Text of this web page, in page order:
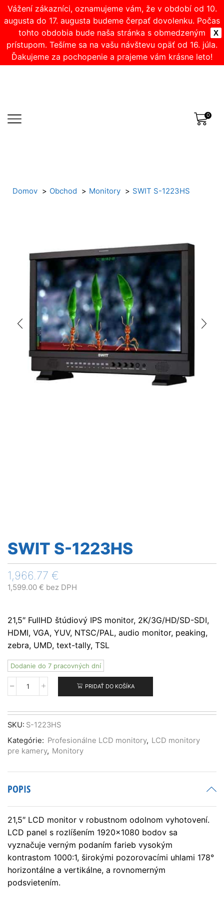
X
Vážení zákazníci, oznamujeme vám, že v období od 10.
augusta do 17. augusta budeme čerpať dovolenku. Počas
tohto obdobia bude naša stránka s obmedzeným
prístupom. Tešíme sa na vašu návštevu opäť od 16. júla.
Ďakujeme za pochopenie a prajeme vám krásne leto!
0
Domov Obchod Monitory SWIT S-1223HS
SWIT S-1223HS
1,966.77 €
1,599.00 € bez DPH
21,5″ FullHD štúdiový IPS monitor, 2K/3G/HD/SD-SDI,
HDMI, VGA, YUV, NTSC/PAL, audio monitor, peaking,
zebra, UMD, text-tally, TSL
Dodanie do 7 pracovných dní
množstvo
S-
1223HS
PRIDAŤ DO KOŠÍKA
SKU: S-1223HS
Kategórie: Profesionálne LCD monitory, LCD monitory
pre kamery, Monitory
POPIS
21,5″ LCD monitor v robustnom odolnom vyhotovení.
LCD panel s rozlíšením 1920×1080 bodov sa
vyznačuje verným podaním farieb vysokým
kontrastom 1000:1, širokými pozorovacími uhlami 178°
horizontálne a vertikálne, a rovnomerným
podsvietením.